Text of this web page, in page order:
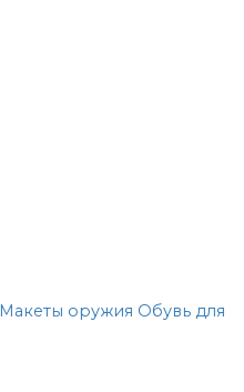
Макеты оружия Обувь для